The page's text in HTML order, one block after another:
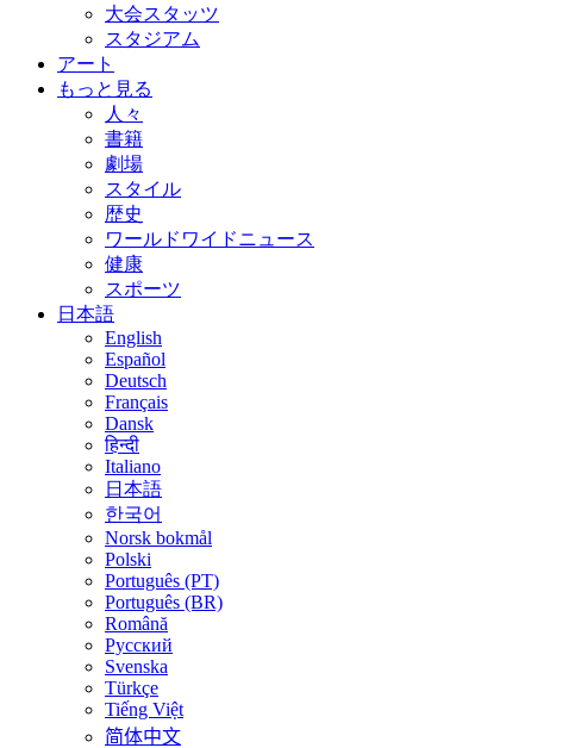
大会スタッツ
スタジアム
アート
もっと見る
人々
書籍
劇場
スタイル
歴史
ワールドワイドニュース
健康
スポーツ
日本語
English
Español
Deutsch
Français
Dansk
हिन्दी
Italiano
日本語
한국어
Norsk bokmål
Polski
Português (PT)
Português (BR)
Română
Русский
Svenska
Türkçe
Tiếng Việt
简体中文